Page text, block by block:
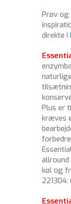
Prøv
direkte i
Plus er
kræves
køl og
221304: